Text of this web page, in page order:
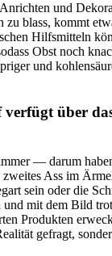
und
zu blass, kommt
Hilfsmitteln
Obst noch
und
über
— darum
Ass im
sein oder die
und mit dem Bild
Produkten
gefragt,